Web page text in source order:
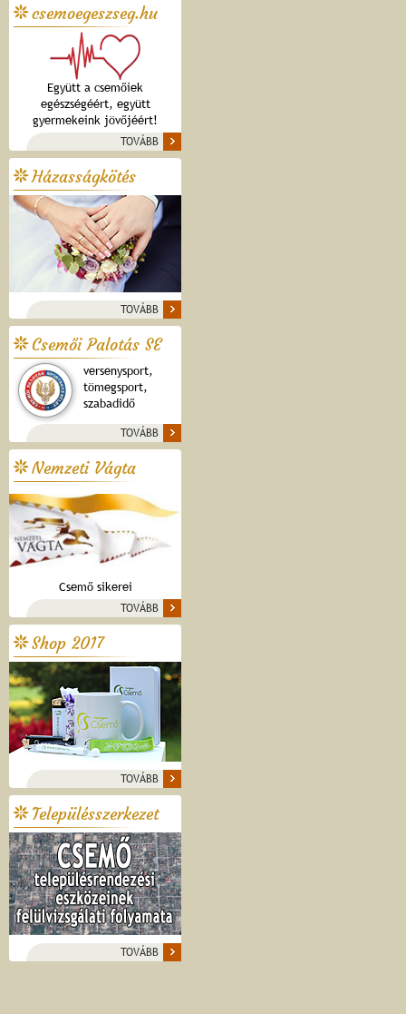
csemoegeszseg.hu
Együtt a csemőiek
egészségéért, együtt
gyermekeink jövőjéért!
TOVÁBB
Házasságkötés
TOVÁBB
Csemői Palotás SE
versenysport,
tömegsport,
szabadidő
TOVÁBB
Nemzeti Vágta
Csemő sikerei
TOVÁBB
Shop 2017
TOVÁBB
Településszerkezet
TOVÁBB